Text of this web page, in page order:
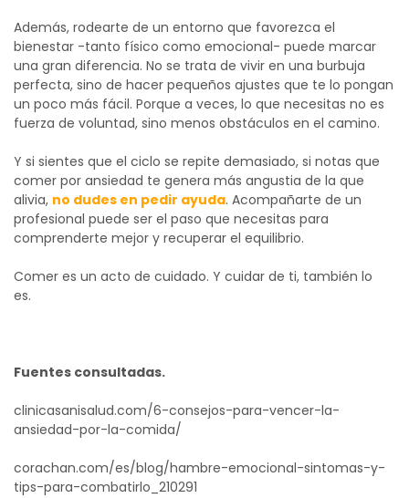
Además, rodearte de un entorno que favorezca el
bienestar -tanto físico como emocional- puede marcar
una gran diferencia. No se trata de vivir en una burbuja
perfecta, sino de hacer pequeños ajustes que te lo pongan
un poco más fácil. Porque a veces, lo que necesitas no es
fuerza de voluntad, sino menos obstáculos en el camino.
Y si sientes que el ciclo se repite demasiado, si notas que
comer por ansiedad te genera más angustia de la que
alivia, no dudes en pedir ayuda. Acompañarte de un
profesional puede ser el paso que necesitas para
comprenderte mejor y recuperar el equilibrio.
Comer es un acto de cuidado. Y cuidar de ti, también lo
es.
Fuentes consultadas.
clinicasanisalud.com/6-consejos-para-vencer-la-
ansiedad-por-la-comida/
corachan.com/es/blog/hambre-emocional-sintomas-y-
tips-para-combatirlo_210291